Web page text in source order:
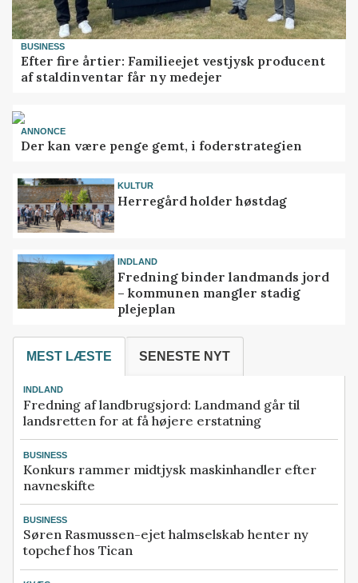
BUSINESS
Efter fire årtier: Familieejet vestjysk producent
af staldinventar får ny medejer
ANNONCE
Der kan være penge gemt, i foderstrategien
KULTUR
Herregård holder høstdag
INDLAND
Fredning binder landmands jord
– kommunen mangler stadig
plejeplan
MEST LÆSTE SENESTE NYT
INDLAND
Fredning af landbrugsjord: Landmand går til
landsretten for at få højere erstatning
BUSINESS
Konkurs rammer midtjysk maskinhandler efter
navneskifte
BUSINESS
Søren Rasmussen-ejet halmselskab henter ny
topchef hos Tican